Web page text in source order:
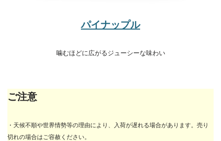
パイナップル
噛むほどに広がるジューシーな味わい
ご注意
・天候不順や世界情勢等の理由により、入荷が遅れる場合があります。売り
切れの場合はご容赦ください。